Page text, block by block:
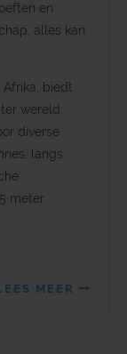
en
alles kan
Afrika, biedt
wereld.
diverse
langs
meter
MEER